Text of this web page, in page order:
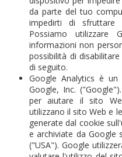
da parte del tuo
impedirti di sfruttare
Possiamo utilizzare
informazioni non
possibilità di
di seguito.
Google Analytics è
Google, Inc.
per aiutare il sito
utilizzano il sito Web e
generate dal cookie
e archiviate da Google
("USA"). Google